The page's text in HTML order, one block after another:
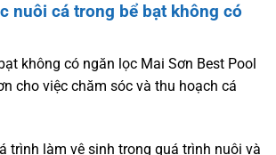
nuôi cá trong bể bạt không có
không có ngăn lọc Mai Sơn Best Pool
cho việc chăm sóc và thu hoạch cá
trình làm vệ sinh trong quá trình nuôi và